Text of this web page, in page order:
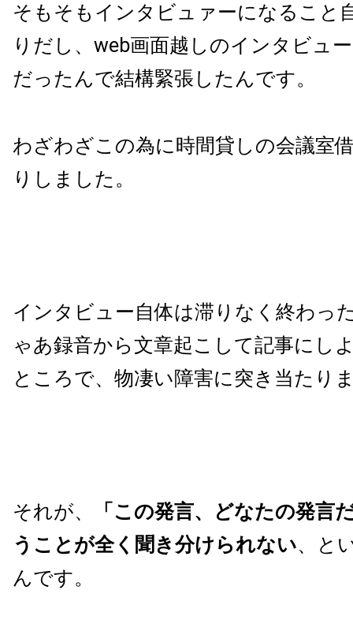
そもそもインタビュァーになること
りだし、web画面越しのインタビュ
だったんで結構緊張したんです。
わざわざこの為に時間貸しの会議室
りしました。
インタビュー自体は滞りなく終わっ
ゃあ録音から文章起こして記事にし
ところで、物凄い障害に突き当たり
それが、
「この発言、どなたの発言
うことが全く聞き分けられない、と
んです。